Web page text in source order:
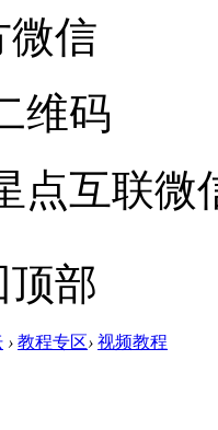
微信
维码
点互联微
顶部
› 教程专区› 视频教程